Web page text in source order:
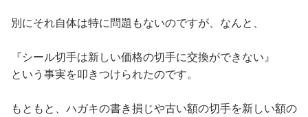
別にそれ自体は特に問題もないのですが、なんと、
『シール切手は新しい価格の切手に交換ができない』
という事実を叩きつけられたのです。
もともと、ハガキの書き損じや古い額の切手を新しい額の